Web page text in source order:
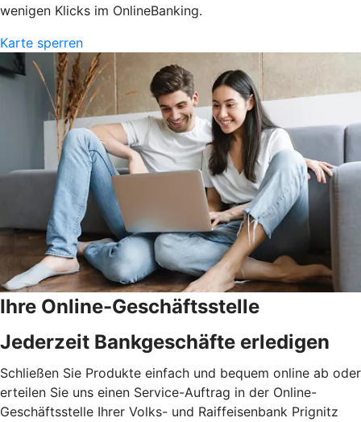
wenigen Klicks im OnlineBanking.
Karte sperren
Ihre Online-Geschäftsstelle
Jederzeit Bankgeschäfte erledigen
Schließen Sie Produkte einfach und bequem online ab oder
erteilen Sie uns einen Service-Auftrag in der Online-
Geschäftsstelle Ihrer Volks- und Raiffeisenbank Prignitz